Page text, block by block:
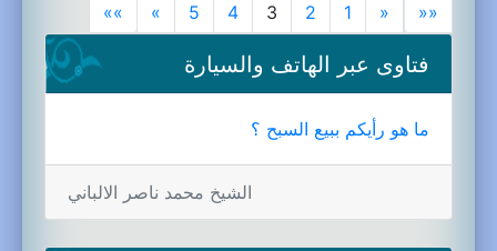
««
«
1
2
3
4
5
»
»»
فتاوى عبر الهاتف والسيارة
ما هو رأيكم ببيع السبح ؟
الشيخ محمد ناصر الالباني